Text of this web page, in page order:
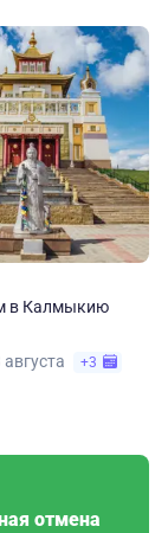
в Калмыкию
+3
отмена